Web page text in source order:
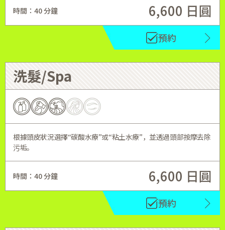
時間：40 分鐘 6,600 日圓
預約
洗髮/Spa
根據頭皮狀況選擇“碳酸水療”或“粘土水療”，並透過頭部按摩去除
污垢。
時間：40 分鐘 6,600 日圓
預約